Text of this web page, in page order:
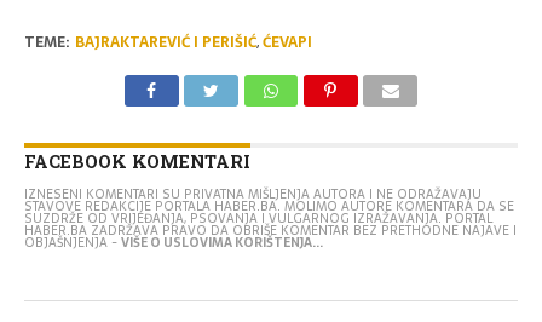
TEME: BAJRAKTAREVIĆ I PERIŠIĆ,ĆEVAPI
FACEBOOK KOMENTARI
IZNESENI KOMENTARI SU PRIVATNA MIŠLJENJA AUTORA I NE ODRAŽAVAJU
STAVOVE REDAKCIJE PORTALA HABER.BA. MOLIMO AUTORE KOMENTARA DA SE
SUZDRŽE OD VRIJEĐANJA, PSOVANJA I VULGARNOG IZRAŽAVANJA. PORTAL
HABER.BA ZADRŽAVA PRAVO DA OBRIŠE KOMENTAR BEZ PRETHODNE NAJAVE I
OBJAŠNJENJA -VIŠE O USLOVIMA KORIŠTENJA...